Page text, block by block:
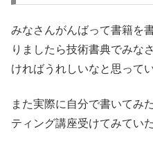
みなさんがんばって書籍を
りましたら技術書典でみな
ければうれしいなと思って
また実際に自分で書いてみ
ティング講座受けてみてい